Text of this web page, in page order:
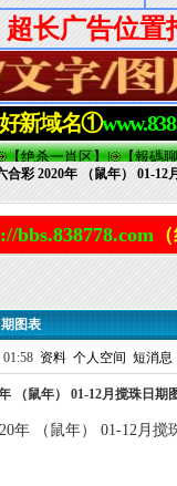
合彩 2020年 （鼠年） 01-12
bbs.838778.com
图表
资料 个人空间 短消息
（鼠年） 01-12月搅珠日期
年 （鼠年） 01-12月搅